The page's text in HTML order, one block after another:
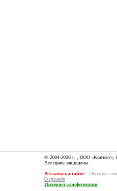
© 2004-2026 г. , ООО «Контакт»,
Все права защищены.
Реклама на сайте
Обратная
О проекте
Интернет-конференция